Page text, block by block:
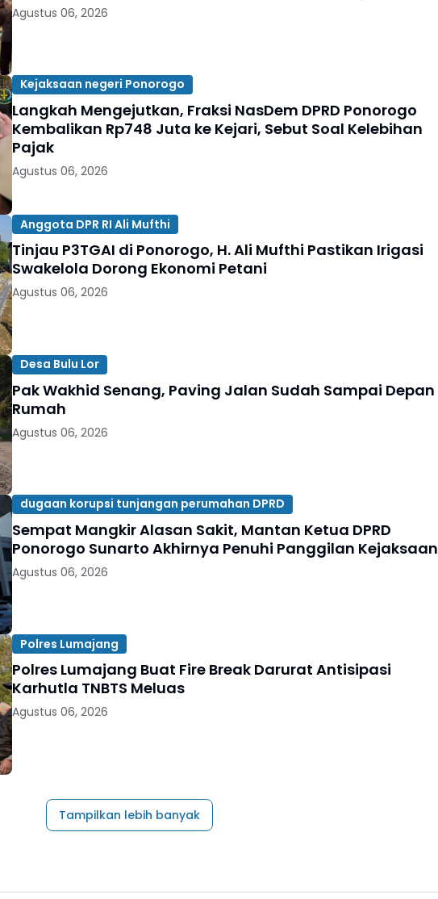
Agustus 06, 2026
Kejaksaan negeri Ponorogo
Langkah Mengejutkan, Fraksi NasDem DPRD Ponorogo
Kembalikan Rp748 Juta ke Kejari, Sebut Soal Kelebihan
Pajak
Agustus 06, 2026
Anggota DPR RI Ali Mufthi
Tinjau P3TGAI di Ponorogo, H. Ali Mufthi Pastikan Irigasi
Swakelola Dorong Ekonomi Petani
Agustus 06, 2026
Desa Bulu Lor
Pak Wakhid Senang, Paving Jalan Sudah Sampai Depan
Rumah
Agustus 06, 2026
dugaan korupsi tunjangan perumahan DPRD
Sempat Mangkir Alasan Sakit, Mantan Ketua DPRD
Ponorogo Sunarto Akhirnya Penuhi Panggilan Kejaksaan
Agustus 06, 2026
Polres Lumajang
Polres Lumajang Buat Fire Break Darurat Antisipasi
Karhutla TNBTS Meluas
Agustus 06, 2026
Tampilkan lebih banyak